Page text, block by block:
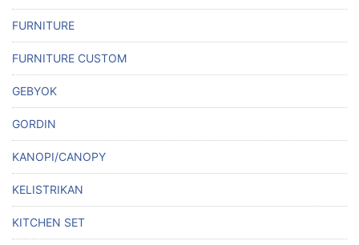
FURNITURE
FURNITURE CUSTOM
GEBYOK
GORDIN
KANOPI/CANOPY
KELISTRIKAN
KITCHEN SET